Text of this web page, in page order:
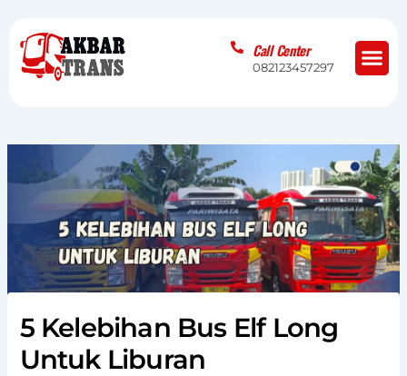
content
Call Center
082123457297
5 Kelebihan Bus Elf Long
Untuk Liburan